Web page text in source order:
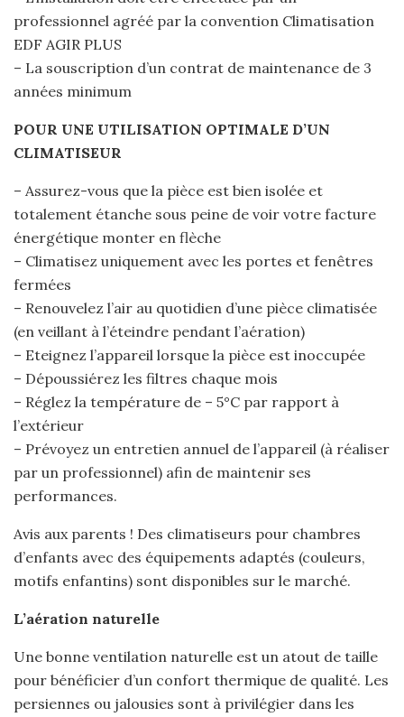
professionnel agréé par la convention Climatisation
EDF AGIR PLUS
– La souscription d’un contrat de maintenance de 3
années minimum
POUR UNE UTILISATION OPTIMALE D’UN
CLIMATISEUR
– Assurez-vous que la pièce est bien isolée et
totalement étanche sous peine de voir votre facture
énergétique monter en flèche
– Climatisez uniquement avec les portes et fenêtres
fermées
– Renouvelez l’air au quotidien d’une pièce climatisée
(en veillant à l’éteindre pendant l’aération)
– Eteignez l’appareil lorsque la pièce est inoccupée
– Dépoussiérez les filtres chaque mois
– Réglez la température de – 5°C par rapport à
l’extérieur
– Prévoyez un entretien annuel de l’appareil (à réaliser
par un professionnel) afin de maintenir ses
performances.
Avis aux parents ! Des climatiseurs pour chambres
d’enfants avec des équipements adaptés (couleurs,
motifs enfantins) sont disponibles sur le marché.
L’aération naturelle
Une bonne ventilation naturelle est un atout de taille
pour bénéficier d’un confort thermique de qualité. Les
persiennes ou jalousies sont à privilégier dans les